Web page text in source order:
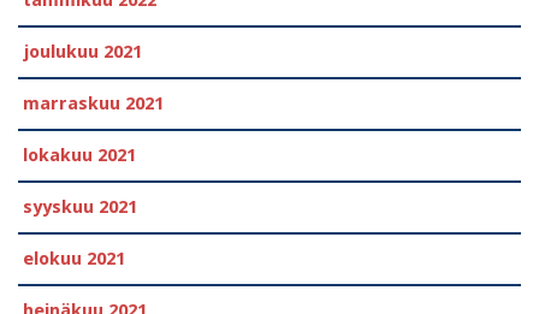
joulukuu 2021
marraskuu 2021
lokakuu 2021
syyskuu 2021
elokuu 2021